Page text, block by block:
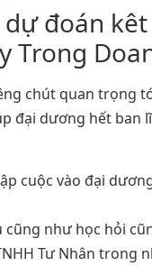
dự đoán
Trong
chút quan trọng
đại dương hết ban
cuộc vào đại
cũng như học hỏi
Tư Nhân trong